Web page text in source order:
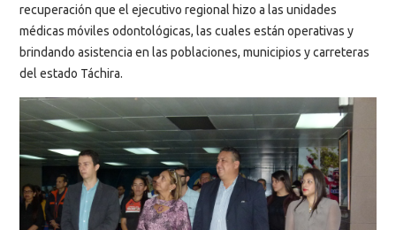
recuperación que el ejecutivo regional hizo a las unidades
médicas móviles odontológicas, las cuales están operativas y
brindando asistencia en las poblaciones, municipios y carreteras
del estado Táchira.